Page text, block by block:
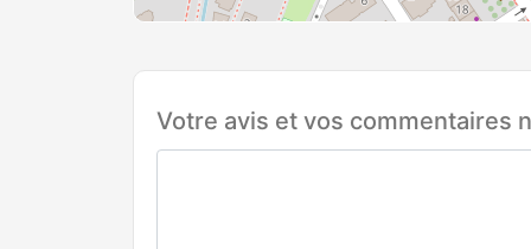
Votre avis et vos commentaires